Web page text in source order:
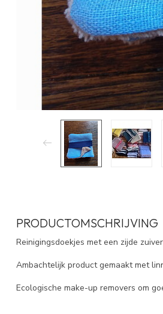
PRODUCTOMSCHRIJVING
Reinigingsdoekjes met een zijde
Ambachtelijk product gemaakt met
Ecologische make-up removers om